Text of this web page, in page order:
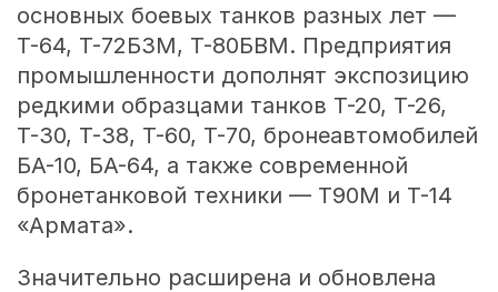
основных боевых танков разных лет —
Т-64, Т-72Б3М, Т-80БВМ. Предприятия
промышленности дополнят экспозицию
редкими образцами танков Т-20, Т-26,
Т-30, Т-38, Т-60, Т-70, бронеавтомобилей
БА-10, БА-64, а также современной
бронетанковой техники — Т90М и Т-14
«Армата».
Значительно расширена и обновлена